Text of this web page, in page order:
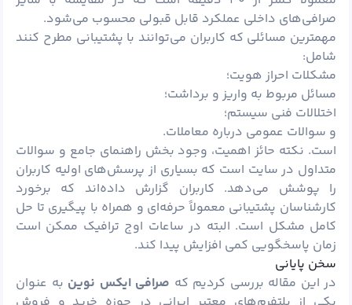
صرافی‌های داخلی عملکرد قابل قبولی محسوب می‌شود.
مهمترین مسائلی که کاربران می‌توانند با پشتیبانی مطرح کنند
شامل:
مشکلات احراز هویت؛
مسائل مربوط به واریز و برداشت؛
اختلالات فنی سیستم؛
و سوالات عمومی درباره معاملات.
است. نکته حائز اهمیت، وجود بخش راهنمای جامع و سوالات
متداول در سایت است که بسیاری از پرسش‌های اولیه کاربران
را پوشش می‌دهد. کاربران گزارش داده‌اند که برخورد
کارشناسان پشتیبانی معمولاً حرفه‌ای و همراه با پیگیری تا حل
کامل مشکل است. البته در ساعات اوج ترافیک ممکن است
زمان پاسخگویی کمی افزایش پیدا کند.
سخن پایانی
در این مقاله بررسی کردیم که صرافی ایکس نوین به عنوان